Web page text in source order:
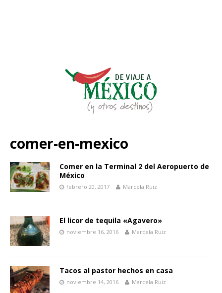
comer-en-mexico
Comer en la Terminal 2 del Aeropuerto de
México
febrero 20, 2017 Marcela Ruiz
El licor de tequila «Agavero»
noviembre 16, 2016 Marcela Ruiz
Tacos al pastor hechos en casa
noviembre 14, 2016 Marcela Ruiz